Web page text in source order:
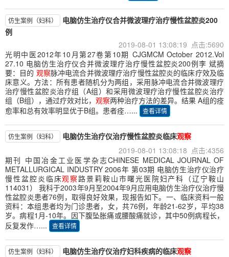
仿生案例（妇科）
电脑仿生治疗仪合并微波理疗治疗慢性盆腔炎200
例
2019-08-01 13:08:19 点击:5690
光明中医2012年10月第27卷第10期 CJGMCM October 2012.Vol
27.10 电脑仿生治疗仪合并微波理疗治疗慢性盆腔炎200例李 斌摘
要：目的 观察脉冲电流合并微波理疗治疗慢性盆腔炎的临床疗效及临
床意义。方法：所有患者随机分为两组，采用脉冲电流合并微波理疗
治疗慢性盆腔炎治疗组（A组）和采用微波理疗治疗慢性盆腔炎治疗
组（B组），通过疗效对比， 观察两种治疗方法的差异。结果 A组的痊
愈率和总有效率明显优于B组。患者痊…...
查看详情
仿生案例（妇科） 电脑仿生治疗仪治疗慢性盆腔炎临床观察
2019-08-01 13:08:18 点击:4356
期刊 中国冶金工业医学杂志CHINESE MEDICAL JOURNAL OF
METALLURGICAL INDUSTRY 2006年 第03期 电脑仿生治疗仪治疗
慢性盆腔炎临床观察路景莉鞍山市曙光医院妇产科（辽宁鞍山
114031） 我科于2003年9月至2004年9月应用电脑仿生治疗仪治疗慢
性盆腔炎患者76例，取得良好效果，现报告如下。一、临床资料一般
资料：本组患者均为门诊患者，女，共76例，年龄21-62岁，平均38
岁。病程1月-10年。因下腹坠胀痛或腰酸痛就诊，其中50例病程长，
反复发作…...
查看详情
仿生案例（妇科） 电脑仿生治疗仪治疗妇科疾病的临床观察